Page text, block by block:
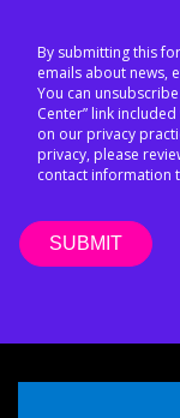
By submitting this
emails about news,
You can
Center” link
on our privacy
privacy, please
contact information